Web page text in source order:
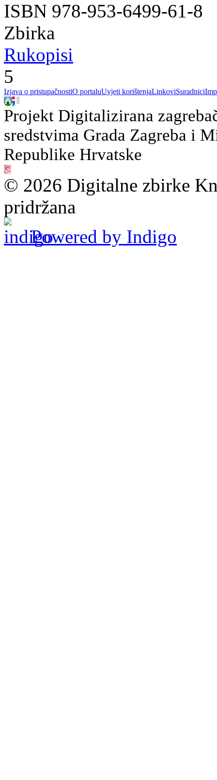
ISBN 978-953-6499-61-8
Zbirka
Rukopisi
5
Izjava o pristupačnostiO portaluUvjeti korištenjaLinkoviSuradnici
Projekt Digitalizirana
sredstvima Grada Zagreba i
Republike Hrvatske
© 2026 Digitalne zbirke
pridržana
Powered by Indigo